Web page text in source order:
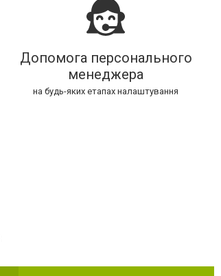
Допомога персонального
менеджера
на будь-яких етапах налаштування